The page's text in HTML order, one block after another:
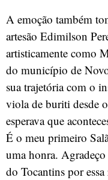
A emoção também
artesão Edimilson
artisticamente como
do município de
sua trajetória com o
viola de buriti desde
esperava que
É o meu primeiro
uma honra.
do Tocantins por